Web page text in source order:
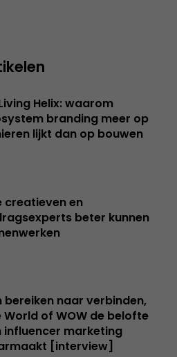
Helix: waarom
branding meer op
lijkt dan op bouwen
creatieven en
beter kunnen
bereiken naar verbinden,
World of WOW de belofte
influencer marketing
[interview]